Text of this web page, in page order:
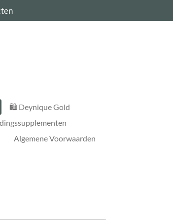
🛍️ Deynique Gold
Algemene Voorwaarden